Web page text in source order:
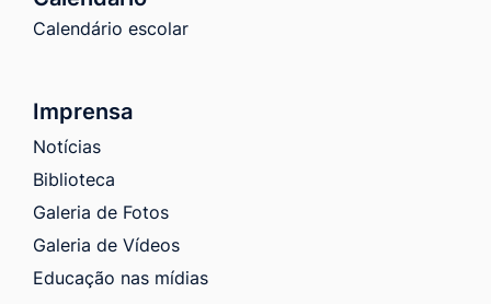
Calendário escolar
Imprensa
Notícias
Biblioteca
Galeria de Fotos
Galeria de Vídeos
Educação nas mídias